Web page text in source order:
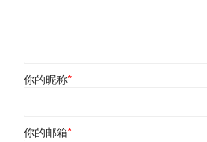
你的昵称*
你的邮箱*